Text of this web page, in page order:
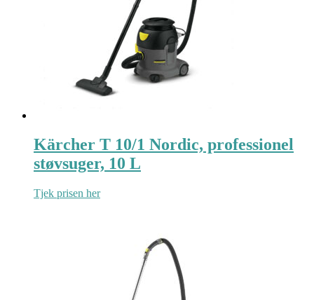
Kärcher T 10/1 Nordic, professionel
støvsuger, 10 L
Tjek prisen her